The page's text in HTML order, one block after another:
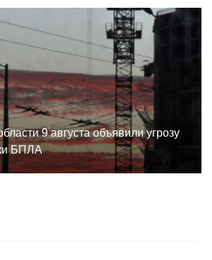
9 августа объявили угрозу
БПЛА